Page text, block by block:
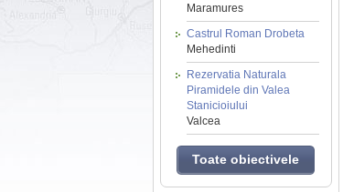
Maramures
Castrul Roman Drobeta
Mehedinti
Rezervatia Naturala
Piramidele din Valea
Stanicioiului
Valcea
Toate obiectivele